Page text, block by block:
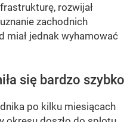
rozwijał
zachodnich
miał jednak wyhamować
się bardzo szybko
po kilku miesiącach